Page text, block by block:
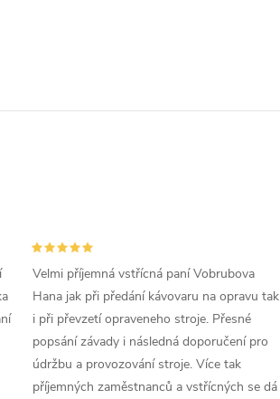
Velmi příjemná vstřícná paní Vobrubova
Hana jak při předání kávovaru na opravu tak
i při převzetí opraveneho stroje. Přesné
popsání závady i následná doporučení pro
údržbu a provozování stroje. Více tak
příjemných zaměstnanců a vstřícných se dá